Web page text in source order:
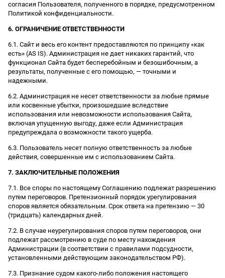
согласия Пользователя, полученного в порядке, предусмотренном
Политикой конфиденциальности.
6. ОГРАНИЧЕНИЕ ОТВЕТСТВЕННОСТИ
6.1. Сайт и весь его контент предоставляются по принципу «как
есть» (AS IS). Администрация не дает никаких гарантий, что
функционал Сайта будет бесперебойным и безошибочным, а
результаты, полученные с его помощью, — точными и
надежными.
6.2. Администрация не несет ответственности за любые прямые
или косвенные убытки, произошедшие вследствие
использования или невозможности использования Сайта,
включая упущенную выгоду, даже если Администрация
предупреждала о возможности такого ущерба.
6.3. Пользователь несет полную ответственность за любые
действия, совершенные им с использованием Сайта.
7. ЗАКЛЮЧИТЕЛЬНЫЕ ПОЛОЖЕНИЯ
7.1. Все споры по настоящему Соглашению подлежат разрешению
путем переговоров. Претензионный порядок урегулирования
споров является обязательным. Срок ответа на претензию — 30
(тридцать) календарных дней.
7.2. В случае неурегулирования споров путем переговоров, они
подлежат рассмотрению в суде по месту нахождения
Администрации (в соответствии с правилами подсудности,
установленными действующим законодательством РФ).
7.3. Признание судом какого-либо положения настоящего